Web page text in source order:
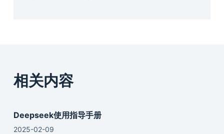
相关内容
Deepseek使用指导手册
2025-02-09